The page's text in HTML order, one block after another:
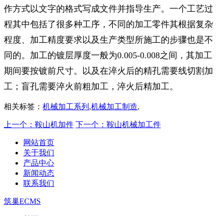
作方式以文字的格式写成文件并指导生产。一个工艺过
程其中包括了很多种工序，不同的加工零件其根据复杂
程度、加工精度要求以及生产类型所施工的步骤也是不
同的。加工的镀层厚度一般为0.005-0.008之间，其加工
期间要按镀前尺寸。以及在淬火后的精孔需要线切割加
工；盲孔需要淬火前粗加工，淬火后精加工。
相关标签： 机械加工系列 ,机械加工制造,
上一个：鞍山机加件 下一个：鞍山机械加工件
网站首页
关于我们
产品中心
新闻动态
联系我们
筑巢ECMS